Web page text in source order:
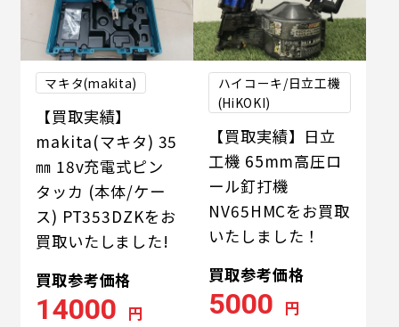
マキタ(makita)
【買取実績】
makita(マキタ) 35
㎜ 18v充電式ピン
タッカ (本体/ケー
ス) PT353DZKをお
買取いたしました!
買取参考価格
14000 円
ハイコーキ/日立工機
(HiKOKI)
【買取実績】日立
工機 65mm高圧ロ
ール釘打機
NV65HMCをお買取
いたしました！
買取参考価格
5000 円